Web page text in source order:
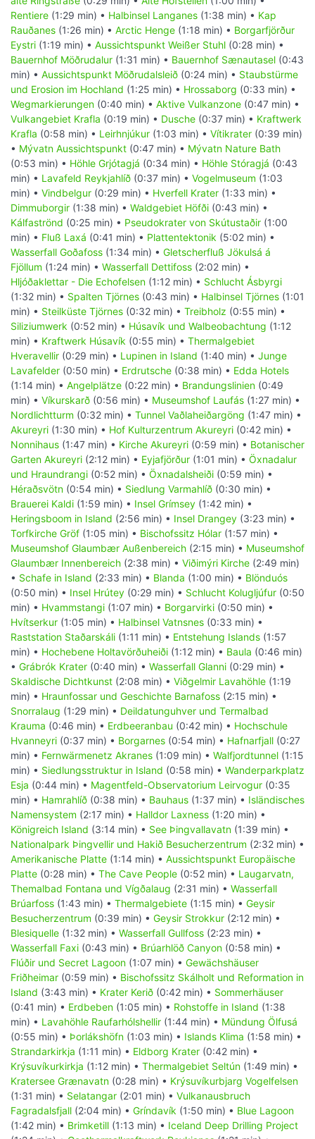
Rentiere (1:29 min) • Halbinsel Langanes (1:38 min) • Kap
Rauðanes (1:26 min) • Arctic Henge (1:18 min) • Borgarfjörður
Eystri (1:19 min) • Aussichtspunkt Weißer Stuhl (0:28 min) •
Bauernhof Möðrudalur (1:31 min) • Bauernhof Sænautasel (0:43
min) • Aussichtspunkt Möðrudalsleið (0:24 min) • Staubstürme
und Erosion im Hochland (1:25 min) • Hrossaborg (0:33 min) •
Wegmarkierungen (0:40 min) • Aktive Vulkanzone (0:47 min) •
Vulkangebiet Krafla (0:19 min) • Dusche (0:37 min) • Kraftwerk
Krafla (0:58 min) • Leirhnjúkur (1:03 min) • Vítikrater (0:39 min)
• Mývatn Aussichtspunkt (0:47 min) • Mývatn Nature Bath
(0:53 min) • Höhle Grjótagjá (0:34 min) • Höhle Stóragjá (0:43
min) • Lavafeld Reykjahlíð (0:37 min) • Vogelmuseum (1:03
min) • Vindbelgur (0:29 min) • Hverfell Krater (1:33 min) •
Dimmuborgir (1:38 min) • Waldgebiet Höfði (0:43 min) •
Kálfaströnd (0:25 min) • Pseudokrater von Skútustaðir (1:00
min) • Fluß Laxá (0:41 min) • Plattentektonik (5:02 min) •
Wasserfall Goðafoss (1:34 min) • Gletscherfluß Jökulsá á
Fjöllum (1:24 min) • Wasserfall Dettifoss (2:02 min) •
Hljóðaklettar - Die Echofelsen (1:12 min) • Schlucht Ásbyrgi
(1:32 min) • Spalten Tjörnes (0:43 min) • Halbinsel Tjörnes (1:01
min) • Steilküste Tjörnes (0:32 min) • Treibholz (0:55 min) •
Siliziumwerk (0:52 min) • Húsavík und Walbeobachtung (1:12
min) • Kraftwerk Húsavík (0:55 min) • Thermalgebiet
Hveravellir (0:29 min) • Lupinen in Island (1:40 min) • Junge
Lavafelder (0:50 min) • Erdrutsche (0:38 min) • Edda Hotels
(1:14 min) • Angelplätze (0:22 min) • Brandungslinien (0:49
min) • Víkurskarð (0:56 min) • Museumshof Laufás (1:27 min) •
Nordlichtturm (0:32 min) • Tunnel Vaðlaheiðargöng (1:47 min) •
Akureyri (1:30 min) • Hof Kulturzentrum Akureyri (0:42 min) •
Nonnihaus (1:47 min) • Kirche Akureyri (0:59 min) • Botanischer
Garten Akureyri (2:12 min) • Eyjafjörður (1:01 min) • Öxnadalur
und Hraundrangi (0:52 min) • Öxnadalsheiði (0:59 min) •
Héraðsvötn (0:54 min) • Siedlung Varmahlíð (0:30 min) •
Brauerei Kaldi (1:59 min) • Insel Grímsey (1:42 min) •
Heringsboom in Island (2:56 min) • Insel Drangey (3:23 min) •
Torfkirche Gröf (1:05 min) • Bischofssitz Hólar (1:57 min) •
Museumshof Glaumbær Außenbereich (2:15 min) • Museumshof
Glaumbær Innenbereich (2:38 min) • Viðimýri Kirche (2:49 min)
• Schafe in Island (2:33 min) • Blanda (1:00 min) • Blönduós
(0:50 min) • Insel Hrútey (0:29 min) • Schlucht Kolugljúfur (0:50
min) • Hvammstangi (1:07 min) • Borgarvirki (0:50 min) •
Hvítserkur (1:05 min) • Halbinsel Vatnsnes (0:33 min) •
Raststation Staðarskáli (1:11 min) • Entstehung Islands (1:57
min) • Hochebene Holtavörðuheiði (1:12 min) • Baula (0:46 min)
• Grábrók Krater (0:40 min) • Wasserfall Glanni (0:29 min) •
Skaldische Dichtkunst (2:08 min) • Viðgelmir Lavahöhle (1:19
min) • Hraunfossar und Geschichte Barnafoss (2:15 min) •
Snorralaug (1:29 min) • Deildatunguhver und Termalbad
Krauma (0:46 min) • Erdbeeranbau (0:42 min) • Hochschule
Hvanneyri (0:37 min) • Borgarnes (0:54 min) • Hafnarfjall (0:27
min) • Fernwärmenetz Akranes (1:09 min) • Walfjordtunnel (1:15
min) • Siedlungsstruktur in Island (0:58 min) • Wanderparkplatz
Esja (0:44 min) • Magentfeld-Observatorium Leirvogur (0:35
min) • Hamrahlíð (0:38 min) • Bauhaus (1:37 min) • Isländisches
Namensystem (2:17 min) • Halldor Laxness (1:20 min) •
Königreich Island (3:14 min) • See Þingvallavatn (1:39 min) •
Nationalpark Þingvellir und Hakið Besucherzentrum (2:32 min) •
Amerikanische Platte (1:14 min) • Aussichtspunkt Europäische
Platte (0:28 min) • The Cave People (0:52 min) • Laugarvatn,
Themalbad Fontana und Vígðalaug (2:31 min) • Wasserfall
Brúarfoss (1:43 min) • Thermalgebiete (1:15 min) • Geysir
Besucherzentrum (0:39 min) • Geysir Strokkur (2:12 min) •
Blesiquelle (1:32 min) • Wasserfall Gullfoss (2:23 min) •
Wasserfall Faxi (0:43 min) • Brúarhlöð Canyon (0:58 min) •
Flúðir und Secret Lagoon (1:07 min) • Gewächshäuser
Friðheimar (0:59 min) • Bischofssitz Skálholt und Reformation in
Island (3:43 min) • Krater Kerið (0:42 min) • Sommerhäuser
(0:41 min) • Erdbeben (1:05 min) • Rohstoffe in Island (1:38
min) • Lavahöhle Raufarhólshellir (1:44 min) • Mündung Ölfusá
(0:55 min) • Þorlákshöfn (1:03 min) • Islands Klima (1:58 min) •
Strandarkirkja (1:11 min) • Eldborg Krater (0:42 min) •
Krýsuvíkurkirkja (1:12 min) • Thermalgebiet Seltún (1:49 min) •
Kratersee Grænavatn (0:28 min) • Krýsuvíkurbjarg Vogelfelsen
(1:31 min) • Selatangar (2:01 min) • Vulkanausbruch
Fagradalsfjall (2:04 min) • Gríndavík (1:50 min) • Blue Lagoon
(1:42 min) • Brimketill (1:13 min) • Iceland Deep Drilling Project